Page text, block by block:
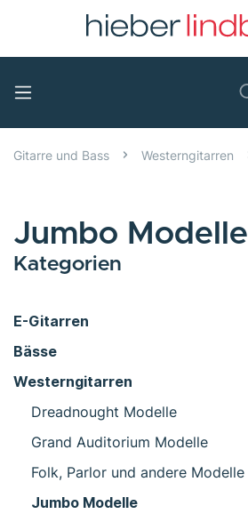
Gitarre und Bass Westerngitarren
Jumbo Modelle
Kategorien
E-Gitarren
Bässe
Westerngitarren
Dreadnought Modelle
Grand Auditorium Modelle
Folk, Parlor und andere Modelle
Jumbo Modelle